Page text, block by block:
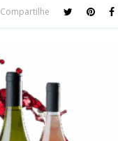
Compartilhe